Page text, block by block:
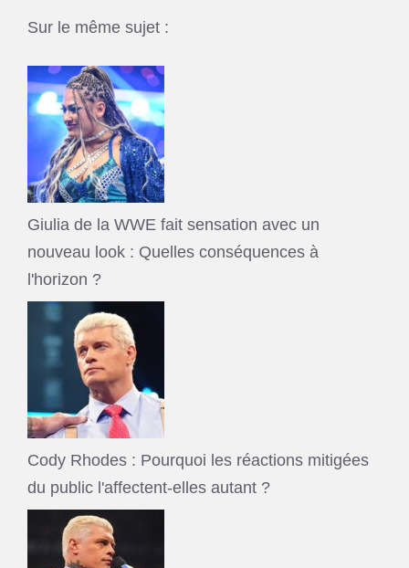
Sur le même sujet :
Giulia de la WWE fait sensation avec un
nouveau look : Quelles conséquences à
l'horizon ?
Cody Rhodes : Pourquoi les réactions mitigées
du public l'affectent-elles autant ?